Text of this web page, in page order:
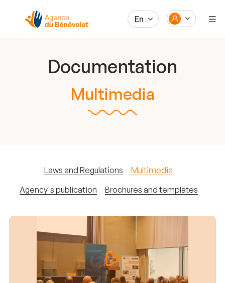
En
Documentation
Multimedia
Laws and Regulations
Multimedia
Agency's publication
Brochures and templates